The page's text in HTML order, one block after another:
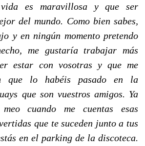
es maravillosa y que ser
del mundo. Como bien sabes,
y en ningún momento pretendo
me gustaría trabajar más
estar con vosotras y que me
que lo habéis pasado en la
que son vuestros amigos. Ya
cuando me cuentas esas
que te suceden junto a tus
en el parking de la discoteca.